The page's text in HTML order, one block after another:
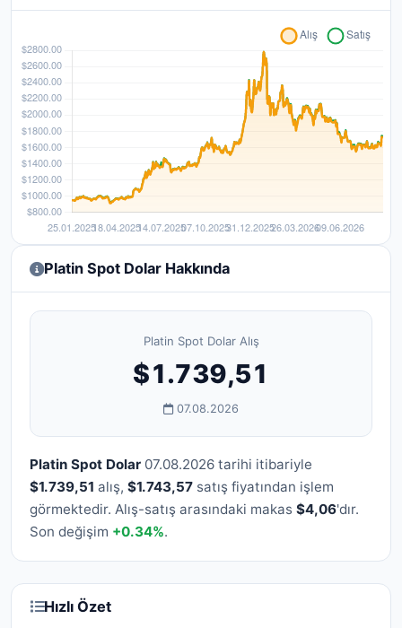
Platin Spot Dolar Hakkında
Platin Spot Dolar Alış
$1.739,51
07.08.2026
Platin Spot Dolar 07.08.2026 tarihi itibariyle
$1.739,51 alış, $1.743,57 satış fiyatından işlem
görmektedir. Alış-satış arasındaki makas $4,06'dır.
Son değişim +0.34%.
Hızlı Özet